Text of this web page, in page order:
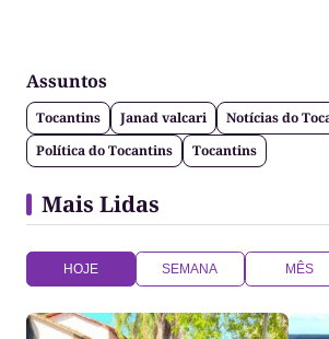
Assuntos
Tocantins Janad valcari
Notícias do
Política do Tocantins
Tocantins
Mais Lidas
HOJE SEMANA MÊS